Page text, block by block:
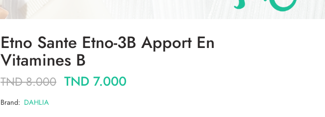
Etno Sante Etno-3B Apport En
Vitamines B
TND8.000 TND 7.000
Brand: DAHLIA